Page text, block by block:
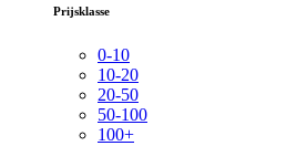
Prijsklasse
0-10
10-20
20-50
50-100
100+